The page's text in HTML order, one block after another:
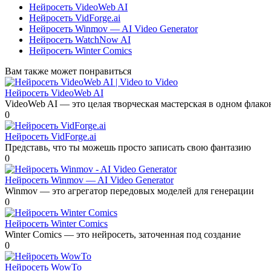
Нейросеть VideoWeb AI
Нейросеть VidForge.ai
Нейросеть Winmov — AI Video Generator
Нейросеть WatchNow AI
Нейросеть Winter Comics
Вам также может понравиться
Нейросеть VideoWeb AI
VideoWeb AI — это целая творческая мастерская в одном
0
Нейросеть VidForge.ai
Представь, что ты можешь просто записать свою фантазию
0
Нейросеть Winmov — AI Video Generator
Winmov — это агрегатор передовых моделей для генерации
0
Нейросеть Winter Comics
Winter Comics — это нейросеть, заточенная под создание
0
Нейросеть WowTo